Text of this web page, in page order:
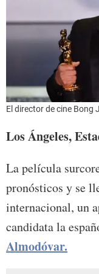
El director de cine Bong
Los Ángeles,
La película
pronósticos y se
internacional, un
candidata la
Almodóvar.